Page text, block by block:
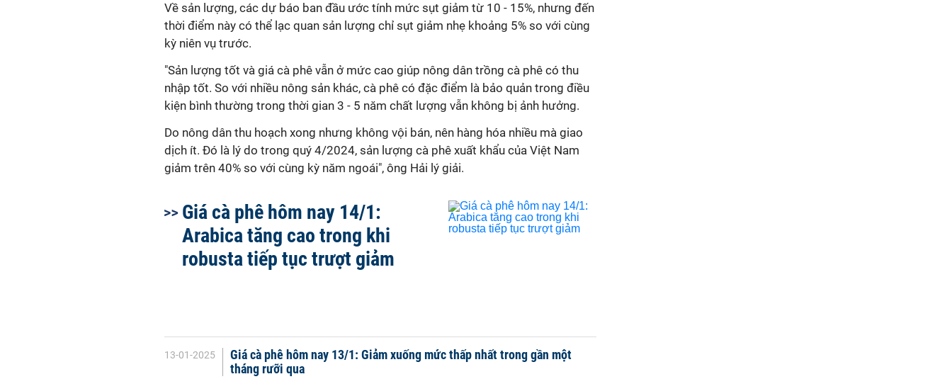
Về sản lượng, các dự báo ban đầu ước tính mức sụt giảm từ 10 - 15%, nhưng đến
thời điểm này có thể lạc quan sản lượng chỉ sụt giảm nhẹ khoảng 5% so với cùng
kỳ niên vụ trước.
"Sản lượng tốt và giá cà phê vẫn ở mức cao giúp nông dân trồng cà phê có thu
nhập tốt. So với nhiều nông sản khác, cà phê có đặc điểm là bảo quản trong điều
kiện bình thường trong thời gian 3 - 5 năm chất lượng vẫn không bị ảnh hưởng.
Do nông dân thu hoạch xong nhưng không vội bán, nên hàng hóa nhiều mà giao
dịch ít. Đó là lý do trong quý 4/2024, sản lượng cà phê xuất khẩu của Việt Nam
giảm trên 40% so với cùng kỳ năm ngoái", ông Hải lý giải.
Giá cà phê hôm nay 14/1:
Arabica tăng cao trong khi
robusta tiếp tục trượt giảm
13-01-2025
Giá cà phê hôm nay 13/1: Giảm xuống mức thấp nhất trong gần một
tháng rưỡi qua